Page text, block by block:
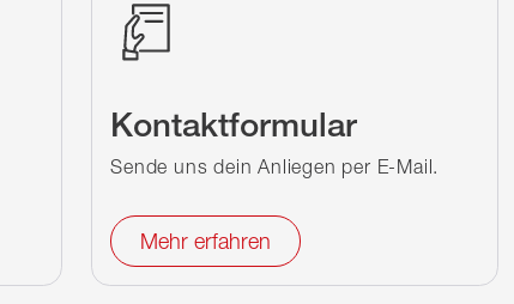
Kontaktformular
Sende uns dein Anliegen per E-Mail.
Mehr erfahren